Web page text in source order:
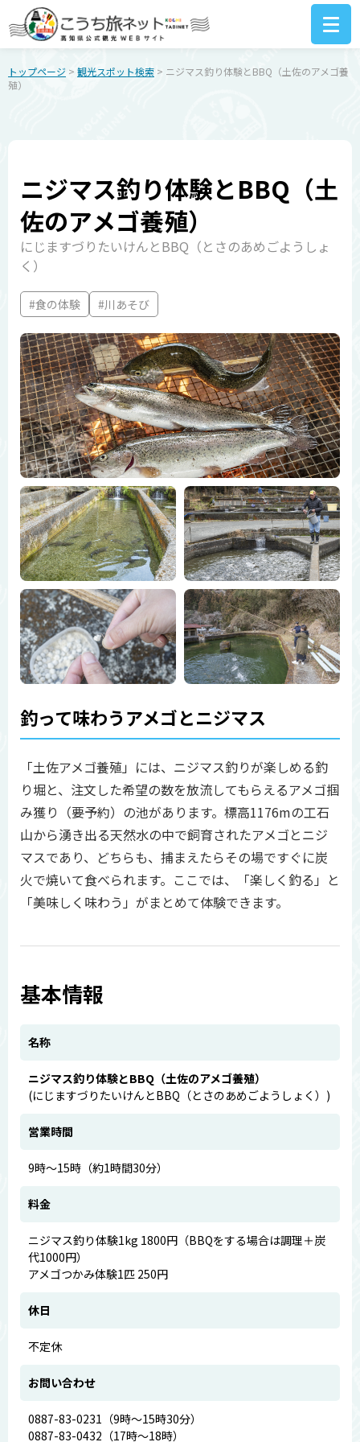
トップページ > 観光スポット検索 > ニジマス釣り体験とBBQ（土佐のアメゴ養
殖）
ニジマス釣り体験とBBQ（土
佐のアメゴ養殖）
にじますづりたいけんとBBQ（とさのあめごようしょ
く）
#食の体験 #川あそび
釣って味わうアメゴとニジマス
「土佐アメゴ養殖」には、ニジマス釣りが楽しめる釣
り堀と、注文した希望の数を放流してもらえるアメゴ掴
み獲り（要予約）の池があります。標高1176mの工石
山から湧き出る天然水の中で飼育されたアメゴとニジ
マスであり、どちらも、捕まえたらその場ですぐに炭
火で焼いて食べられます。ここでは、「楽しく釣る」と
「美味しく味わう」がまとめて体験できます。
基本情報
名称
ニジマス釣り体験とBBQ（土佐のアメゴ養殖）
(にじますづりたいけんとBBQ（とさのあめごようしょく）)
営業時間
9時～15時（約1時間30分）
料金
ニジマス釣り体験1kg 1800円（BBQをする場合は調理＋炭
代1000円）
アメゴつかみ体験1匹 250円
休日
不定休
お問い合わせ
0887-83-0231（9時～15時30分）
0887-83-0432（17時～18時）